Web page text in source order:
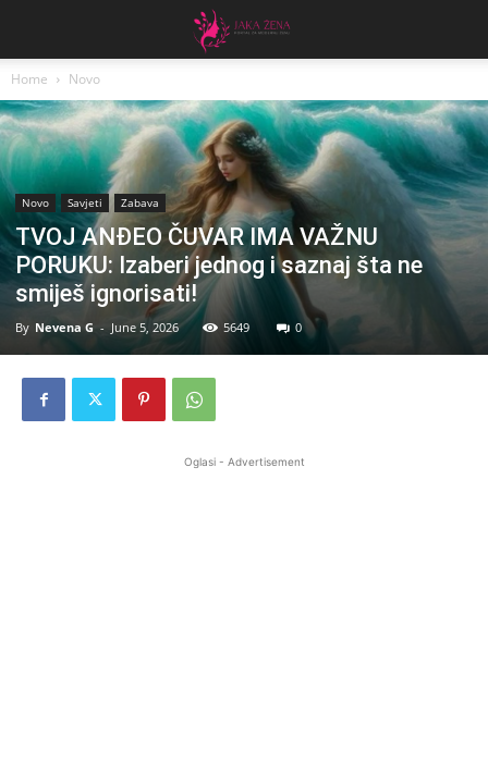
Home Novo
Novo Savjeti Zabava
TVOJ ANĐEO ČUVAR IMA VAŽNU
PORUKU: Izaberi jednog i saznaj šta ne
smiješ ignorisati!
By Nevena G - June 5, 2026 5649 0
Oglasi - Advertisement